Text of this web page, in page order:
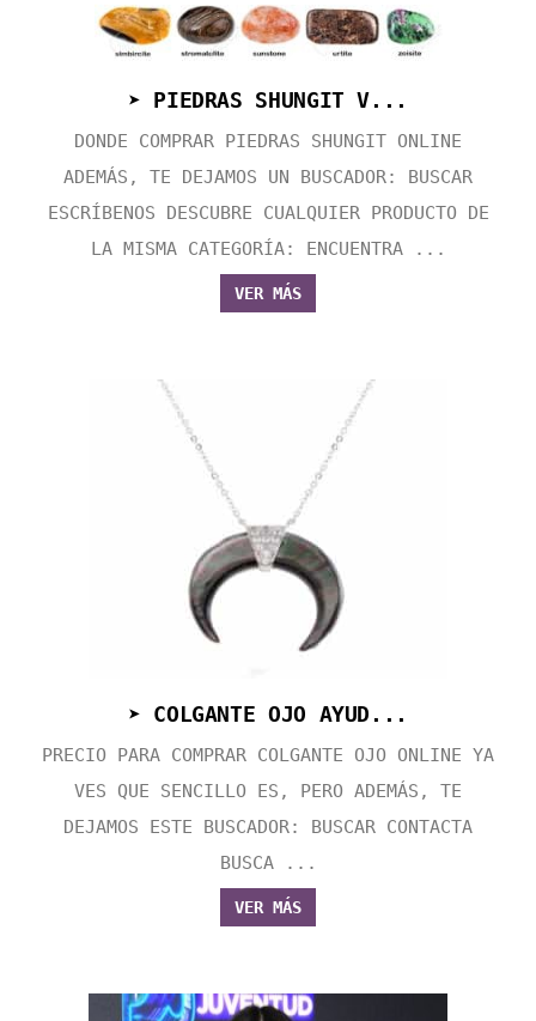
➤ PIEDRAS SHUNGIT V...
DONDE COMPRAR PIEDRAS SHUNGIT ONLINE
ADEMÁS, TE DEJAMOS UN BUSCADOR: BUSCAR
ESCRÍBENOS DESCUBRE CUALQUIER PRODUCTO DE
LA MISMA CATEGORÍA: ENCUENTRA ...
VER MÁS
➤ COLGANTE OJO AYUD...
PRECIO PARA COMPRAR COLGANTE OJO ONLINE YA
VES QUE SENCILLO ES, PERO ADEMÁS, TE
DEJAMOS ESTE BUSCADOR: BUSCAR CONTACTA
BUSCA ...
VER MÁS